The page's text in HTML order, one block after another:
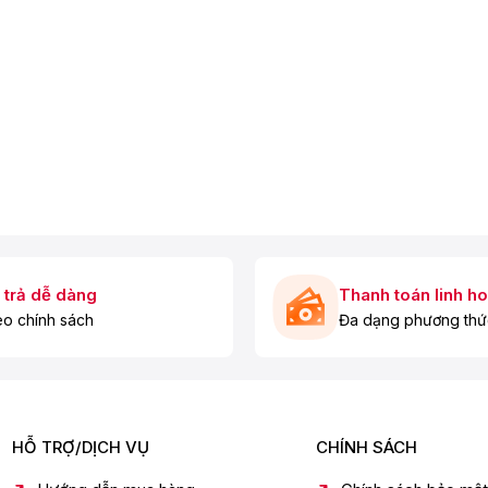
vụ nhu cầu giải trí:
dễ dàng
chính sách
Thanh toán linh
Đa dạng phương
HỖ TRỢ/DỊCH VỤ CHÍNH SÁCH